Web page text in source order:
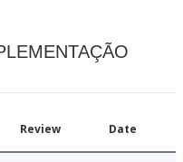
Review Date